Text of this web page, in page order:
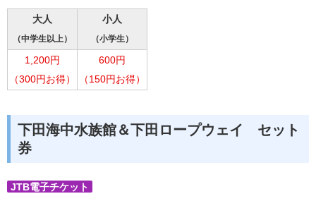
大人
（中学生以上）
小人
（小学生）
1,200円
（300円お得）
600円
（150円お得）
下田海中水族館＆下田ロープウェイ セット
券
JTB電子チケット